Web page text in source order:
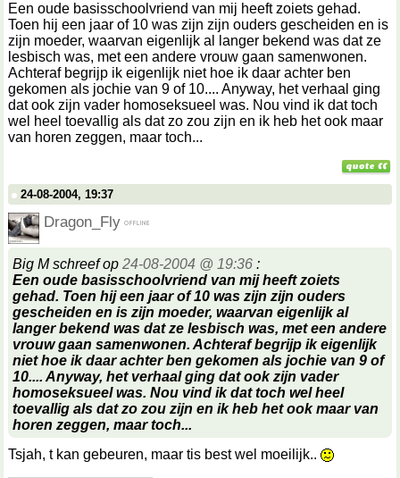
Een oude basisschoolvriend van mij heeft zoiets gehad.
Toen hij een jaar of 10 was zijn zijn ouders gescheiden en is
zijn moeder, waarvan eigenlijk al langer bekend was dat ze
lesbisch was, met een andere vrouw gaan samenwonen.
Achteraf begrijp ik eigenlijk niet hoe ik daar achter ben
gekomen als jochie van 9 of 10.... Anyway, het verhaal ging
dat ook zijn vader homoseksueel was. Nou vind ik dat toch
wel heel toevallig als dat zo zou zijn en ik heb het ook maar
van horen zeggen, maar toch...
24-08-2004, 19:37
Dragon_Fly
Big M schreef op 24-08-2004 @ 19:36 :
Een oude basisschoolvriend van mij heeft zoiets
gehad. Toen hij een jaar of 10 was zijn zijn ouders
gescheiden en is zijn moeder, waarvan eigenlijk al
langer bekend was dat ze lesbisch was, met een andere
vrouw gaan samenwonen. Achteraf begrijp ik eigenlijk
niet hoe ik daar achter ben gekomen als jochie van 9 of
10.... Anyway, het verhaal ging dat ook zijn vader
homoseksueel was. Nou vind ik dat toch wel heel
toevallig als dat zo zou zijn en ik heb het ook maar van
horen zeggen, maar toch...
Tsjah, t kan gebeuren, maar tis best wel moeilijk..